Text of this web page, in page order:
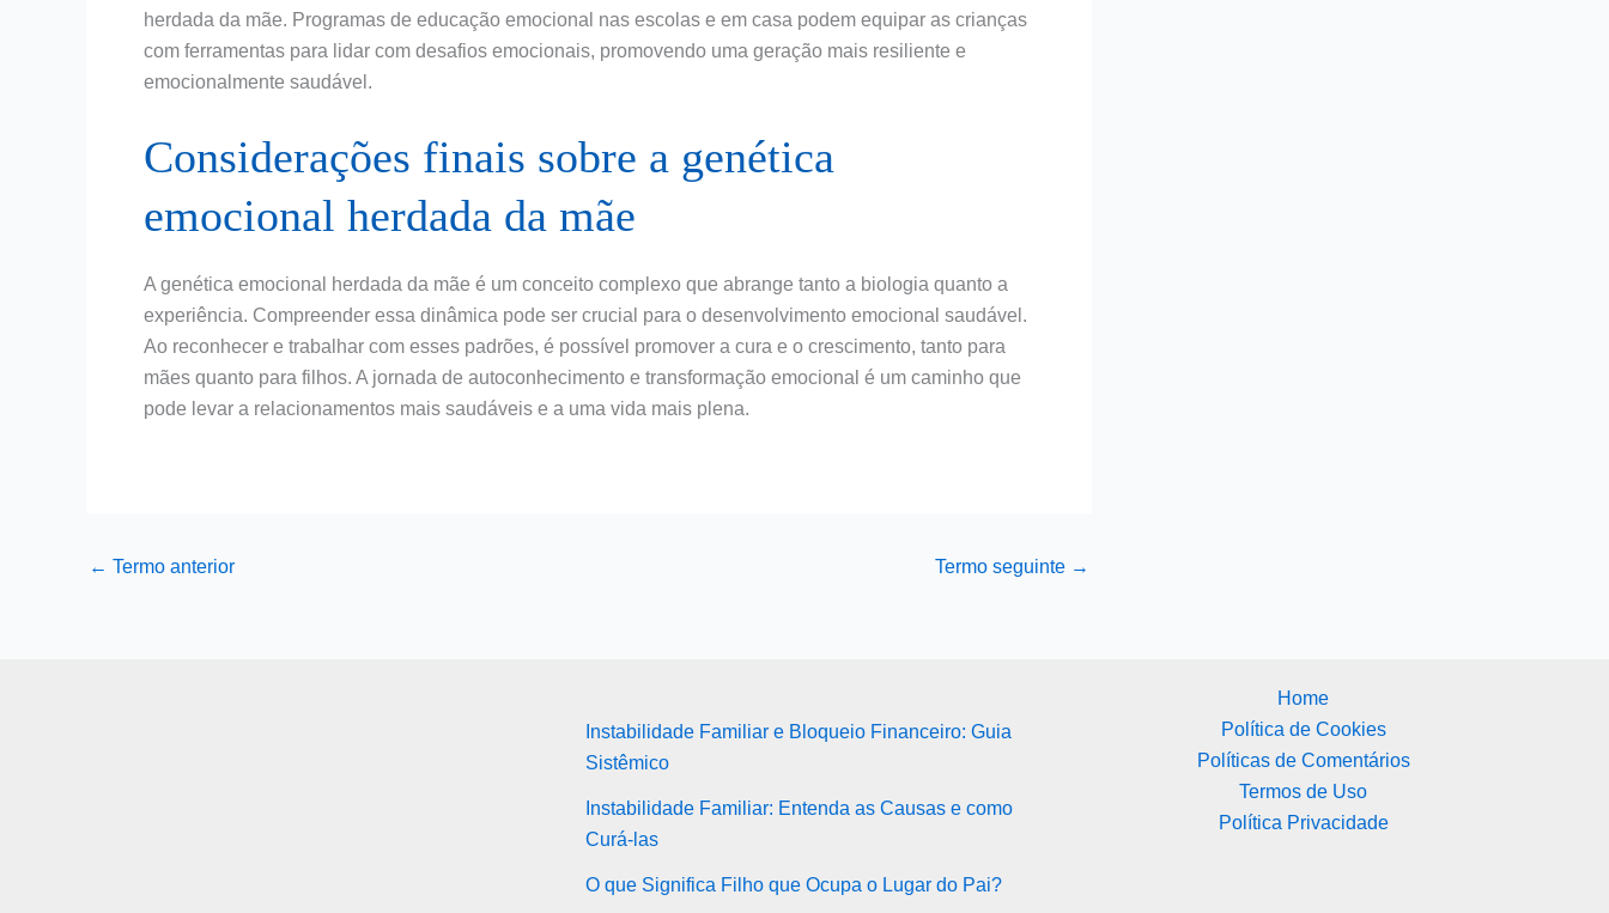
herdada da mãe. Programas de educação emocional nas escolas e em casa podem equipar as crianças
com ferramentas para lidar com desafios emocionais, promovendo uma geração mais resiliente e
emocionalmente saudável.
Considerações finais sobre a genética
emocional herdada da mãe
A genética emocional herdada da mãe é um conceito complexo que abrange tanto a biologia quanto a
experiência. Compreender essa dinâmica pode ser crucial para o desenvolvimento emocional saudável.
Ao reconhecer e trabalhar com esses padrões, é possível promover a cura e o crescimento, tanto para
mães quanto para filhos. A jornada de autoconhecimento e transformação emocional é um caminho que
pode levar a relacionamentos mais saudáveis e a uma vida mais plena.
← Termo anterior Termo seguinte →
Instabilidade Familiar e Bloqueio Financeiro: Guia
Sistêmico
Instabilidade Familiar: Entenda as Causas e como
Curá-las
O que Significa Filho que Ocupa o Lugar do Pai?
Home
Política de Cookies
Políticas de Comentários
Termos de Uso
Política Privacidade